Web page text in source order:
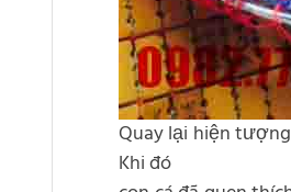
Quay lại hiện
Khi đó